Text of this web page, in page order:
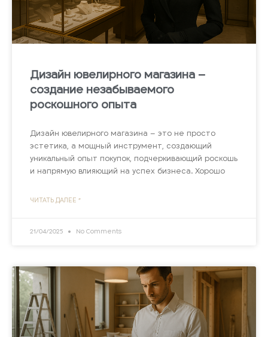
Дизайн ювелирного магазина –
создание незабываемого
роскошного опыта
Дизайн ювелирного магазина – это не просто
эстетика, а мощный инструмент, создающий
уникальный опыт покупок, подчеркивающий роскошь
и напрямую влияющий на успех бизнеса. Хорошо
ЧИТАТЬ ДАЛЕЕ "
21/04/2025 No Comments